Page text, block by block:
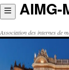
Aller
au
contenu
AIMG-
Association des internes de